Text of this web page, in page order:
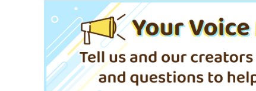
転校先の清楚可憐な美少女
が、昔男子と思って一緒に遊
んだ幼馴染だった件 8
KADOKAWA
814 円（税込）
転校先の清楚可憐な美少
が、昔男子と思って一緒
んだ幼馴染だった件 7
KADOKAWA
814円（税込）